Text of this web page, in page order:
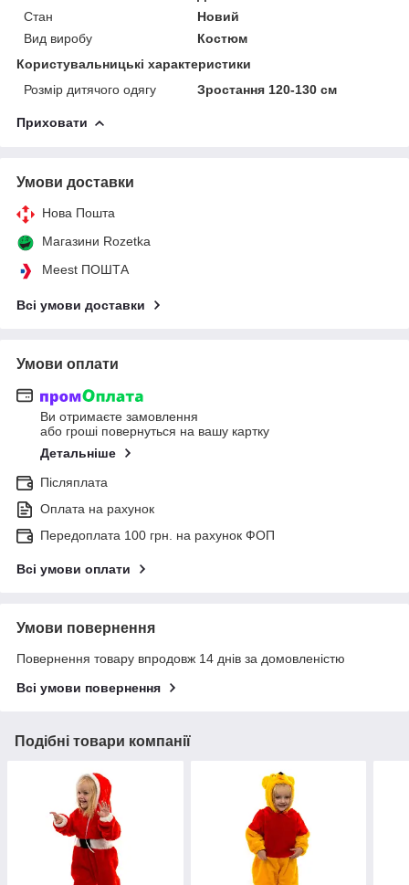
Стан
Новий
Вид виробу
Костюм
Користувальницькі характеристики
Розмір дитячого одягу
Зростання 120-130 см
Приховати
Умови доставки
Нова Пошта
Магазини Rozetka
Meest ПОШТА
Всі умови доставки
Умови оплати
Ви отримаєте замовлення
або гроші повернуться на вашу картку
Детальніше
Післяплата
Оплата на рахунок
Передоплата 100 грн. на рахунок ФОП
Всі умови оплати
Умови повернення
Повернення товару впродовж 14 днів за домовленістю
Всі умови повернення
Подібні товари компанії